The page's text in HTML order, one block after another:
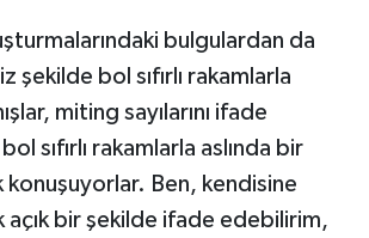
bulgulardan da
şekilde bol sıfırlı rakamlarla
miting sayılarını ifade
sıfırlı rakamlarla aslında bir
konuşuyorlar. Ben, kendisine
açık bir şekilde ifade edebilirim,